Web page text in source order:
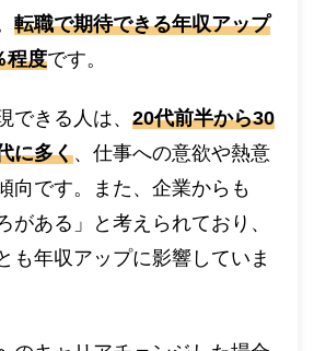
転職で期待できる年収アップ
程度です。
できる人は、 20代前半から30
に多く、仕事への意欲や熱意
向です。また、企業からも
がある」と考えられており、
も年収アップに影響していま